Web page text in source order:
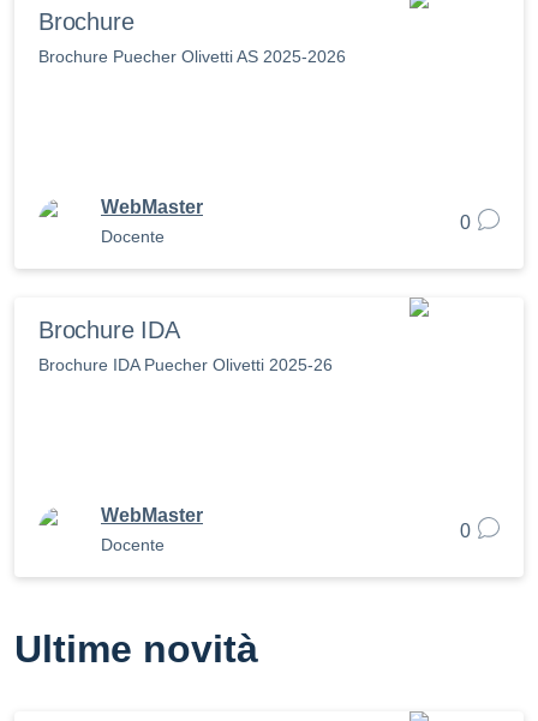
Brochure
Brochure Puecher Olivetti AS 2025-2026
WebMaster
Docente
0
Brochure IDA
Brochure IDA Puecher Olivetti 2025-26
WebMaster
Docente
0
Ultime novità